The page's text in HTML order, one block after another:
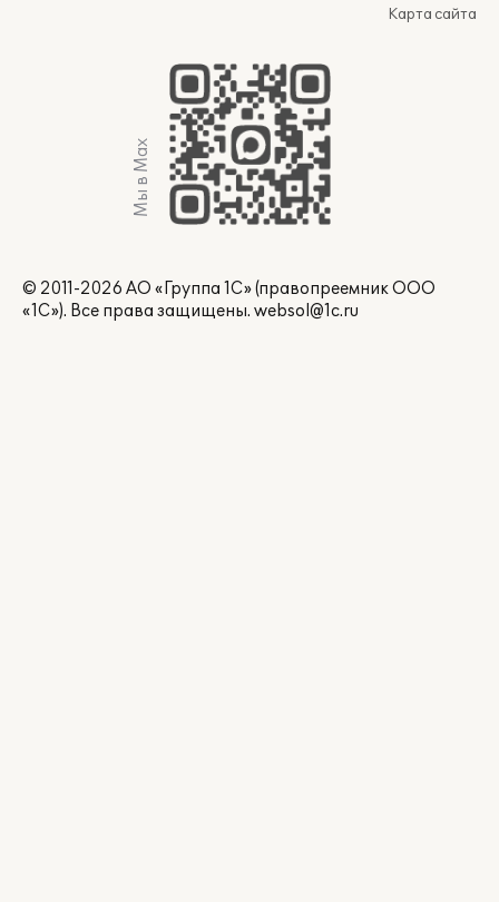
Карта сайта
Мы в Max
© 2011-2026 АО «Группа 1С» (правопреемник ООО
«1С»). Все права защищены. websol@1c.ru